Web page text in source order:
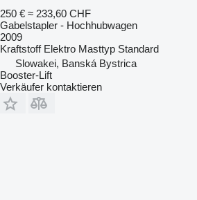
250 € ≈ 233,60 CHF
Gabelstapler - Hochhubwagen
2009
Kraftstoff Elektro Masttyp Standard
Slowakei, Banská Bystrica
Booster-Lift
Verkäufer kontaktieren